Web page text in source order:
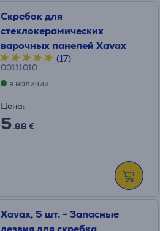
Скребок для
стеклокерамических
варочных панелей Xavax
(17)
00111010
в наличии
Цена:
5.99 €
Xavax, 5 шт. - Запасные